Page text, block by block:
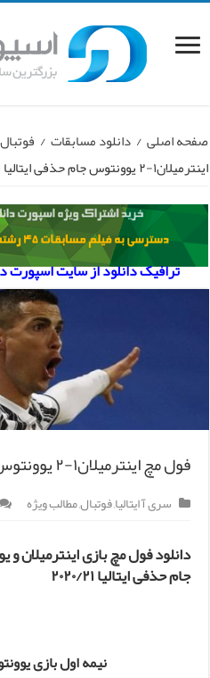
صفحه اصلی / دانلود مسابقات / فوتبال
اینترمیلان۱-۲ یوونتوس جام حذفی ایتالیا ۲۰۲۰/۲۱
ترافیک دانلود از سایت اسپورت
فول مچ اینترمیلان۱-۲ یوونتوس جام حذفی ایتالیا ۲۰۲۰/۲۱
سری آ ایتالیا,فوتبال,مطالب ویژه
دانلود فول مچ بازی اینترمیلان
جام حذفی ایتالیا ۲۰۲۰/۲۱
نیمه اول بازی